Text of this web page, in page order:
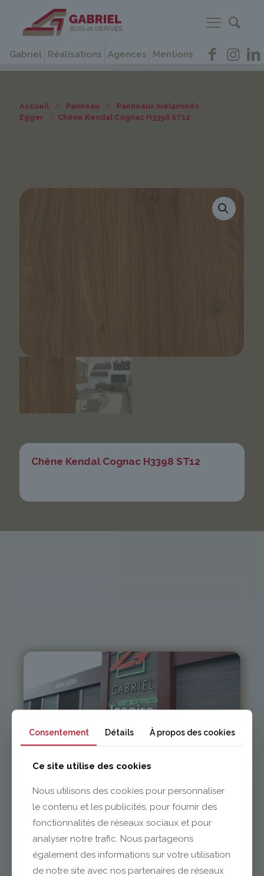
Gabriel Réalisations Agences Mentions
Accueil / Panneau /
Panneaux mélaminés
Egger
/ Chêne Kendal Cognac H3398 ST12
Chêne Kendal Cognac H3398 ST12
Issoire
Clermont-Ferrand
Consentement Détails À propos des cookies
Ce site utilise des cookies
Nous utilisons des cookies pour personnaliser
le contenu et les publicités, pour fournir des
fonctionnalités de réseaux sociaux et pour
analyser notre trafic. Nous partageons
également des informations sur votre utilisation
de notre site avec nos partenaires de réseaux